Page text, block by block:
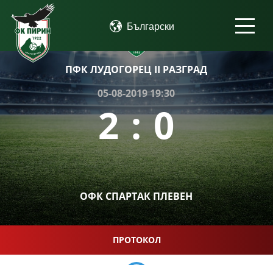
ПФК ЛУДОГОРЕЦ II РАЗГРАД
05-08-2019 19:30
2 : 0
ОФК СПАРТАК ПЛЕВЕН
ПРОТОКОЛ